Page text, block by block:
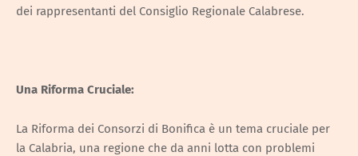
dei rappresentanti del Consiglio Regionale Calabrese.
Una Riforma Cruciale:
La Riforma dei Consorzi di Bonifica è un tema cruciale per
la Calabria, una regione che da anni lotta con problemi